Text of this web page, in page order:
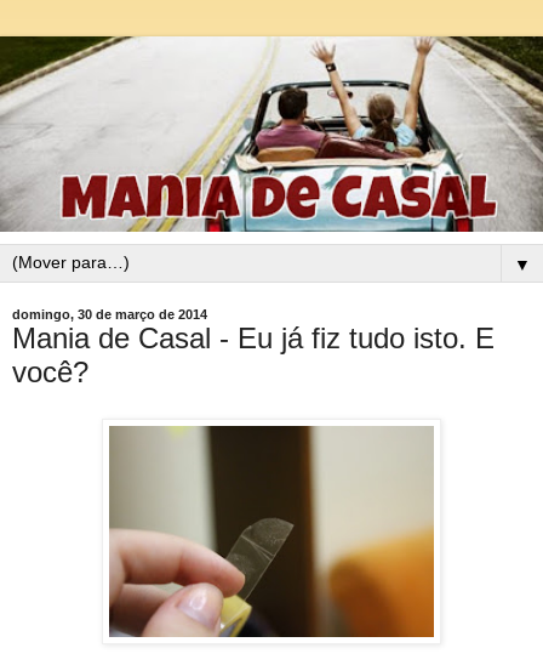
▼
domingo, 30 de março de 2014
Mania de Casal - Eu já fiz tudo isto. E
você?